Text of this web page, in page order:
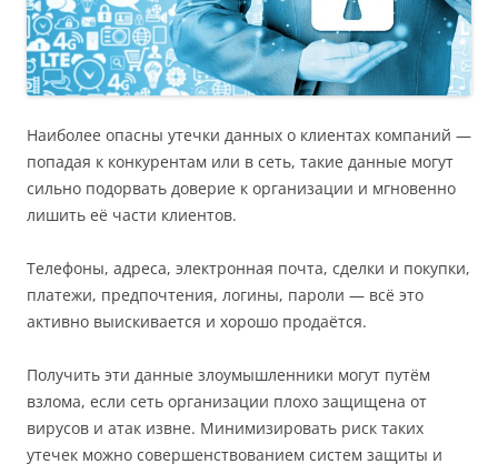
Наиболее опасны утечки данных о клиентах компаний —
попадая к конкурентам или в сеть, такие данные могут
сильно подорвать доверие к организации и мгновенно
лишить её части клиентов.
Телефоны, адреса, электронная почта, сделки и покупки,
платежи, предпочтения, логины, пароли — всё это
активно выискивается и хорошо продаётся.
Получить эти данные злоумышленники могут путём
взлома, если сеть организации плохо защищена от
вирусов и атак извне. Минимизировать риск таких
утечек можно совершенствованием систем защиты и